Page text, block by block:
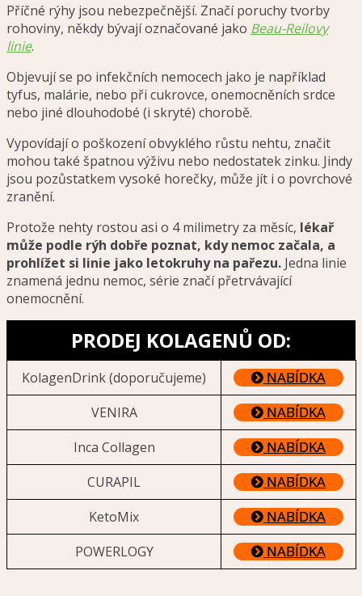
Příčné rýhy jsou nebezpečnější. Značí poruchy tvorby
rohoviny, někdy bývají označované jako Beau-Reilovy
linie.
Objevují se po infekčních nemocech jako je například
tyfus, malárie, nebo při cukrovce, onemocněních srdce
nebo jiné dlouhodobé (i skryté) chorobě.
Vypovídají o poškození obvyklého růstu nehtu, značit
mohou také špatnou výživu nebo nedostatek zinku. Jindy
jsou pozůstatkem vysoké horečky, může jít i o povrchové
zranění.
Protože nehty rostou asi o 4 milimetry za měsíc, lékař
může podle rýh dobře poznat, kdy nemoc začala, a
prohlížet si linie jako letokruhy na pařezu. Jedna linie
znamená jednu nemoc, série značí přetrvávající
onemocnění.
PRODEJ KOLAGENŮ OD:
KolagenDrink (doporučujeme) NABÍDKA
VENIRA NABÍDKA
Inca Collagen NABÍDKA
CURAPIL NABÍDKA
KetoMix NABÍDKA
POWERLOGY NABÍDKA